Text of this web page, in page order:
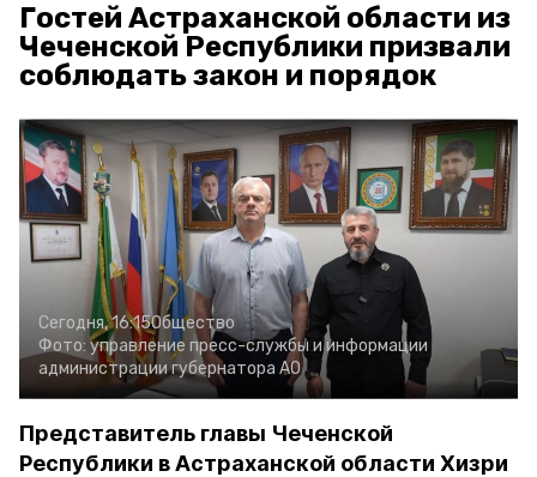
Гостей Астраханской области из
Чеченской Республики призвали
соблюдать закон и порядок
Сегодня, 16:15Общество
Фото: управление пресс-службы и информации
администрации губернатора АО
Представитель главы Чеченской
Республики в Астраханской области Хизри